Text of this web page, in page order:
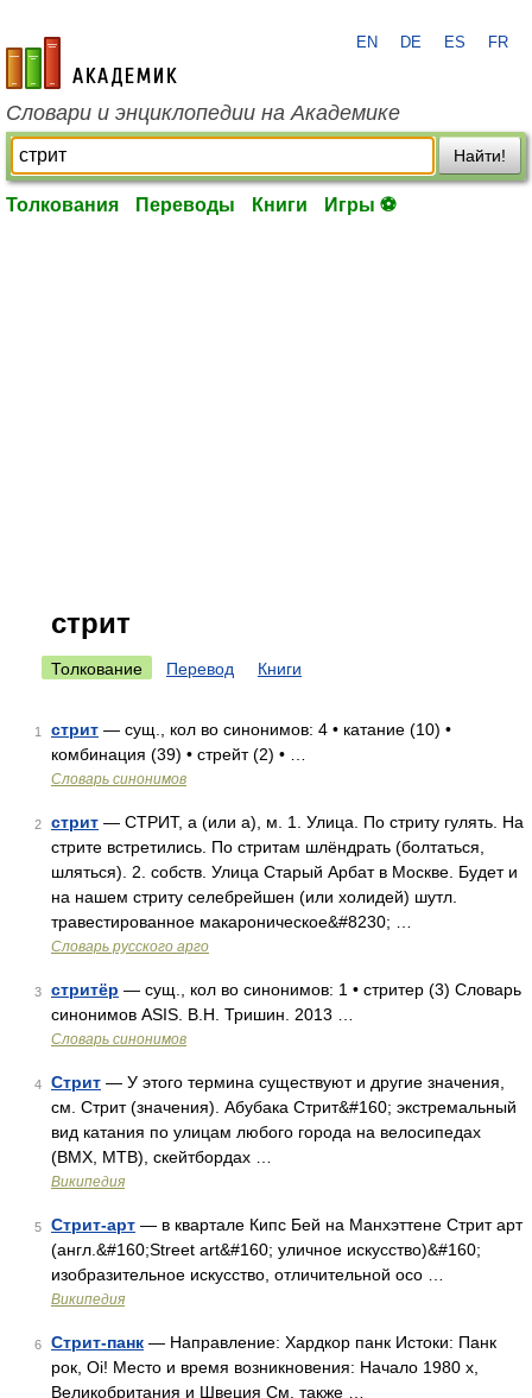
academic.ru
EN DE ES FR
Словари и энциклопедии на Академике
Найти!
Толкования Переводы Книги Игры ⚽
стрит
Толкование Перевод Книги
1 стрит — сущ., кол во синонимов: 4 • катание (10) •
комбинация (39) • стрейт (2) • …
Словарь синонимов
2 стрит — СТРИТ, а (или а), м. 1. Улица. По стриту гулять. На
стрите встретились. По стритам шлёндрать (болтаться,
шляться). 2. собств. Улица Старый Арбат в Москве. Будет и
на нашем стриту селебрейшен (или холидей) шутл.
травестированное макароническое&#8230; …
Словарь русского арго
3 стритёр — сущ., кол во синонимов: 1 • стритер (3) Словарь
синонимов ASIS. В.Н. Тришин. 2013 …
Словарь синонимов
4 Стрит — У этого термина существуют и другие значения,
см. Стрит (значения). Абубака Стрит&#160; экстремальный
вид катания по улицам любого города на велосипедах
(BMX, MTB), скейтбордах …
Википедия
5 Стрит-арт — в квартале Кипс Бей на Манхэттене Стрит арт
(англ.&#160;Street art&#160; уличное искусство)&#160;
изобразительное искусство, отличительной осо …
Википедия
6 Стрит-панк — Направление: Хардкор панк Истоки: Панк
рок, Oi! Место и время возникновения: Начало 1980 х,
Великобритания и Швеция См. также …